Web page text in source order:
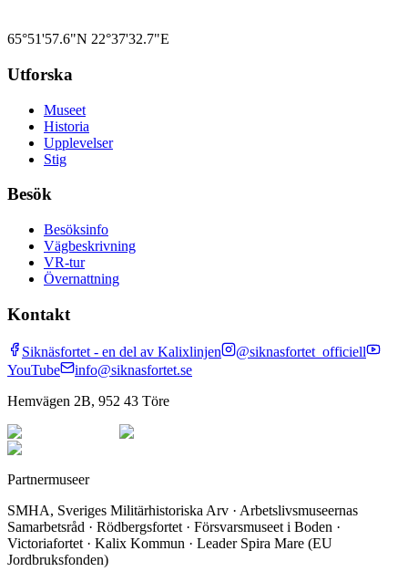
65°51'57.6"N 22°37'32.7"E
Utforska
Museet
Historia
Upplevelser
Stig
Besök
Besöksinfo
Vägbeskrivning
VR-tur
Övernattning
Kontakt
Siknäsfortet - en del av Kalixlinjen
@siknasfortet_officiell
YouTube
info@siknasfortet.se
Hemvägen 2B, 952 43 Töre
Partnermuseer
SMHA, Sveriges Militärhistoriska Arv · Arbetslivsmuseernas
Samarbetsråd · Rödbergsfortet · Försvarsmuseet i Boden ·
Victoriafortet · Kalix Kommun · Leader Spira Mare (EU
Jordbruksfonden)